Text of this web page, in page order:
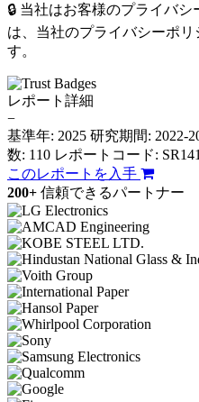
🔒 当社はお客様のプライバ
は、当社のプライバシーポ
す。
レポート詳細
−
基準年: 2025 研究期間: 2022-
数: 110 レポートコード:
このレポートを入手
200+ 信頼できるパートナー